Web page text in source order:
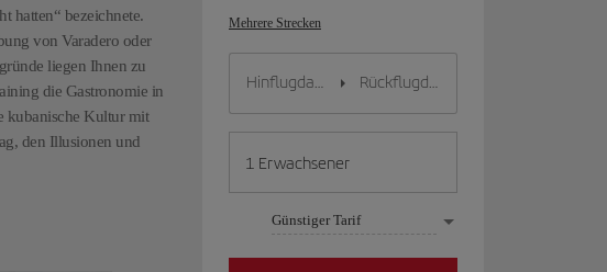
hatten“ bezeichnete.
von Varadero oder
liegen Ihnen zu
die Gastronomie in
kubanische Kultur mit
den Illusionen und
Mehrere Strecken
Günstiger Tarif